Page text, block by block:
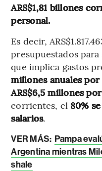
ARS$1,81 billones
personal.
Es decir,
presupuestados para
que implica gastos
millones anuales
ARS$6,5 millones
corrientes, el 80%
salarios.
VER MÁS: Pampa
Argentina mientras
shale